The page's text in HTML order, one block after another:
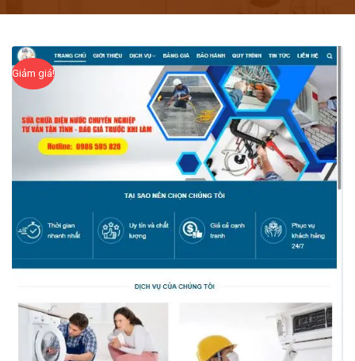
Giảm giá!